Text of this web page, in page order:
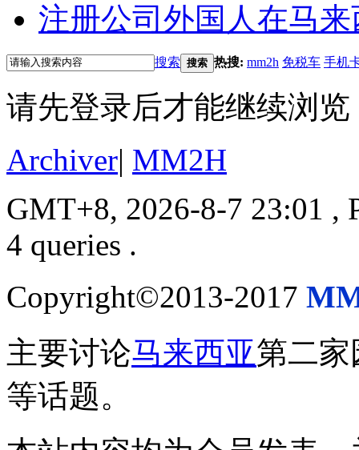
注册公司 外国人在马
搜索 搜索 热搜: mm2h 免税车 手机
请先登录后才能继续浏览
Archiver| MM2H
GMT+8, 2026-8-7 23:01 ,
4 queries .
Copyright©2013-2017
主要讨论马来西亚第二
等话题。